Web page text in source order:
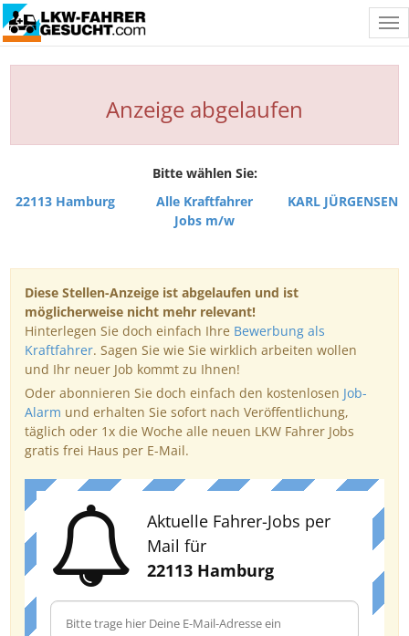
Anzeige abgelaufen
Bitte wählen Sie:
22113 Hamburg
Alle Kraftfahrer
Jobs m/w
KARL JÜRGENSEN
Diese Stellen-Anzeige ist abgelaufen und ist
möglicherweise nicht mehr relevant!
Hinterlegen Sie doch einfach Ihre Bewerbung als
Kraftfahrer. Sagen Sie wie Sie wirklich arbeiten wollen
und Ihr neuer Job kommt zu Ihnen!
Oder abonnieren Sie doch einfach den kostenlosen Job-
Alarm und erhalten Sie sofort nach Veröffentlichung,
täglich oder 1x die Woche alle neuen LKW Fahrer Jobs
gratis frei Haus per E-Mail.
Aktuelle Fahrer-Jobs per
Mail für
22113 Hamburg